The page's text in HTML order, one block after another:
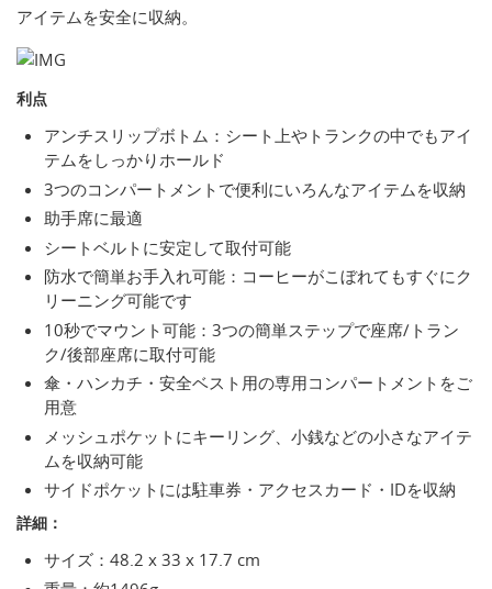
アイテムを安全に収納。
利点
アンチスリップボトム：シート上やトランクの中でもアイ
テムをしっかりホールド
3つのコンパートメントで便利にいろんなアイテムを収納
助手席に最適
シートベルトに安定して取付可能
防水で簡単お手入れ可能：コーヒーがこぼれてもすぐにク
リーニング可能です
10秒でマウント可能：3つの簡単ステップで座席/トラン
ク/後部座席に取付可能
傘・ハンカチ・安全ベスト用の専用コンパートメントをご
用意
メッシュポケットにキーリング、小銭などの小さなアイテ
ムを収納可能
サイドポケットには駐車券・アクセスカード・IDを収納
詳細：
サイズ：48.2 x 33 x 17.7 cm